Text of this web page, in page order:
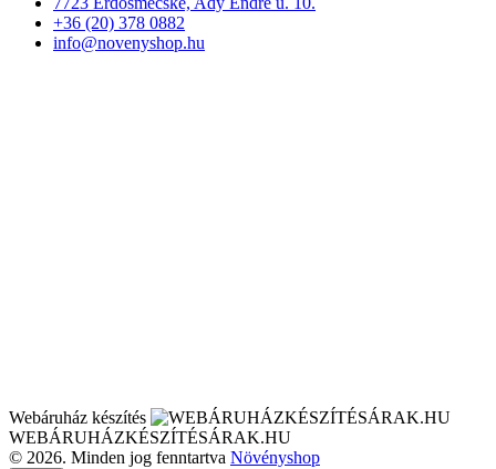
+36 (20) 378 0882
info@novenyshop.hu
Webáruház készítés
WEBÁRUHÁZKÉSZÍTÉSÁRAK.HU
© 2026. Minden jog fenntartva Növényshop